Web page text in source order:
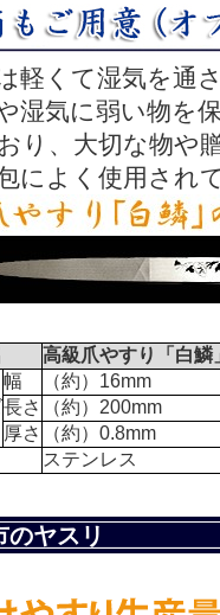
軽くて湿気を通
湿気に弱い物を
り、大切な物や
によく使用され
高級爪やすり「白鱗
幅
（約）16mm
長さ
（約）200mm
厚さ
（約）0.8mm
ステンレス
のヤスリ